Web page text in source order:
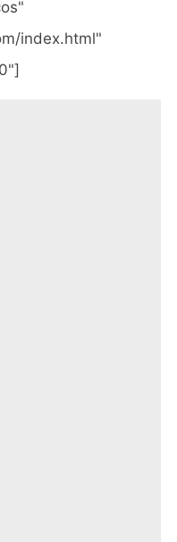
index.html"